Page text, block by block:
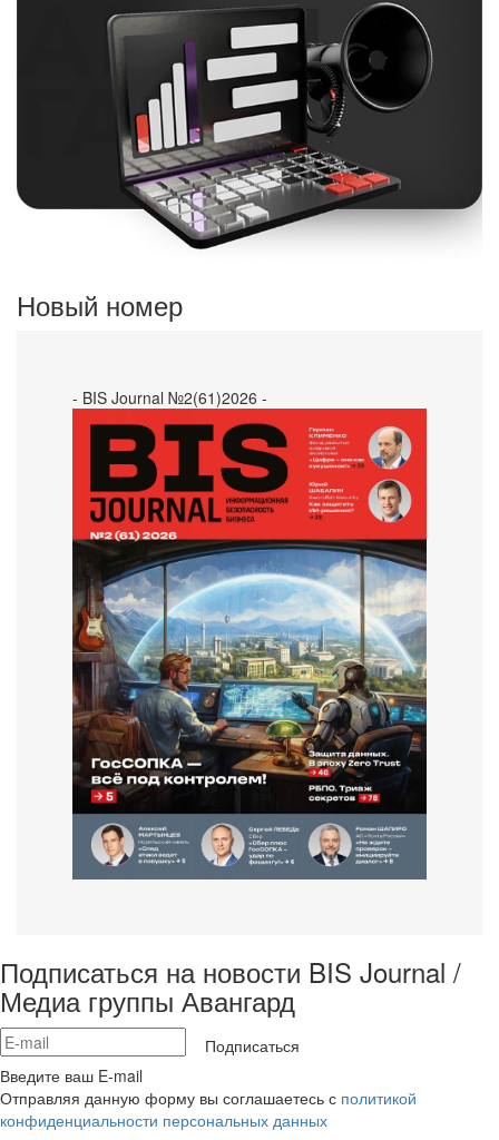
Новый номер
- BIS Journal №2(61)2026 -
Подписаться на новости BIS Journal /
Медиа группы Авангард
Подписаться
Введите ваш E-mail
Отправляя данную форму вы соглашаетесь с политикой
конфиденциальности персональных данных